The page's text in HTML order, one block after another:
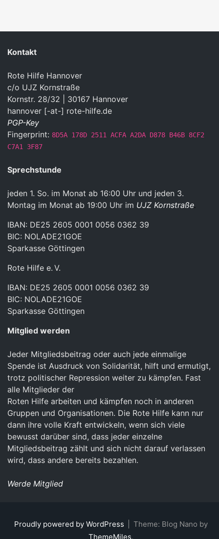
Kontakt
Rote Hilfe Hannover
c/o UJZ Kornstraße
Kornstr. 28/32 | 30167 Hannover
hannover [-at-] rote-hilfe.de
PGP-Key
Fingerprint: 8D5A 178D 2511 ACFA A2DA D878 B46B 8CF2
C7A1 3F87
Sprechstunde
jeden 1. So. im Monat ab 16:00 Uhr und jeden 3.
Montag im Monat ab 19:00 Uhr im UJZ Kornstraße.
IBAN: DE25 2605 0001 0056 0362 39
BIC: NOLADE21GOE
Sparkasse Göttingen
Rote Hilfe e. V.
IBAN: DE25 2605 0001 0056 0362 39
BIC: NOLADE21GOE
Sparkasse Göttingen
Mitglied werden
Jeder Mitgliedsbeitrag oder auch jede einmalige
Spende ist Ausdruck von Solidarität, hilft und ermutigt,
trotz politischer Repression weiter zu kämpfen. Fast
alle Mitglieder der
Roten Hilfe arbeiten und kämpfen noch in anderen
Gruppen und Organisationen. Die Rote Hilfe kann nur
dann ihre volle Kraft entwickeln, wenn sich viele
bewusst darüber sind, dass jeder einzelne
Mitgliedsbeitrag zählt und sich nicht darauf verlassen
wird, dass andere bereits bezahlen.
Werde Mitglied
Proudly powered by WordPress
Theme: Blog Nano by
ThemeMiles.